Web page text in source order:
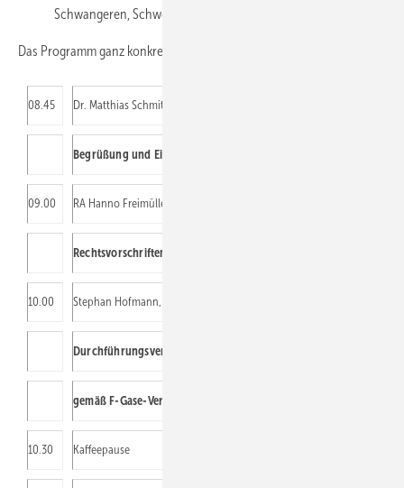
Schwangeren, Schwerbehinderten, Ausbildungsvertrag)
Das Programm ganz konkret:
08.45 Dr. Matthias Schmitt, ZVKKW
Begrüßung und Einführung in das Thema
09.00 RA Hanno Freimüller, Kanzlei Paul & Partner, Berlin:
Rechtsvorschriften für den Umgang mit brennbaren Kältemitteln
10.00 Stephan Hofmann, Privatdozent:
Durchführungsverordnung 2015 / 2067 zur Zertifizierung
gemäß F-Gase-Verordnung
10.30 Kaffeepause